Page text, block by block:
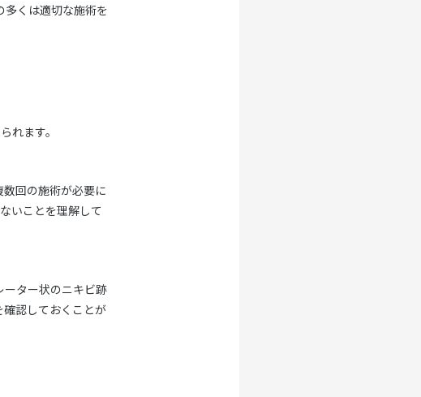
多くは適切な施術を
れます。
回の施術が必要に
いことを理解して
ーター状のニキビ跡
認しておくことが